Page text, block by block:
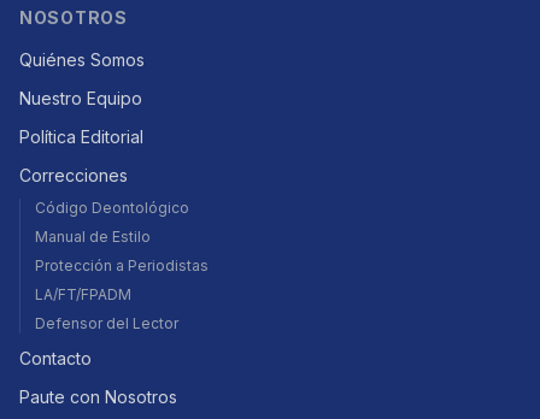
NOSOTROS
Quiénes Somos
Nuestro Equipo
Política Editorial
Correcciones
Código Deontológico
Manual de Estilo
Protección a Periodistas
LA/FT/FPADM
Defensor del Lector
Contacto
Paute con Nosotros